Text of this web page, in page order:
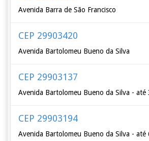
Avenida Barra de São Francisco
CEP 29903420
Avenida Bartolomeu Bueno da Silva
CEP 29903137
Avenida Bartolomeu Bueno da Silva - até
CEP 29903194
Avenida Bartolomeu Bueno da Silva - até